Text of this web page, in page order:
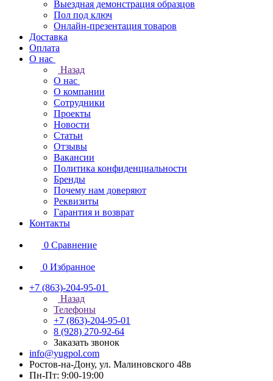
Выездная демонстрация образцов
Пол под ключ
Онлайн-презентация товаров
Доставка
Оплата
О нас
Назад
О нас
О компании
Сотрудники
Проекты
Новости
Статьи
Отзывы
Вакансии
Политика конфиденциальности
Бренды
Почему нам доверяют
Реквизиты
Гарантия и возврат
Контакты
0 Сравнение
0 Избранное
+7 (863)-204-95-01
Назад
Телефоны
+7 (863)-204-95-01
8 (928) 270-92-64
Заказать звонок
info@yugpol.com
Ростов-на-Дону, ул. Малиновского 48в
Пн-Пт: 9:00-19:00